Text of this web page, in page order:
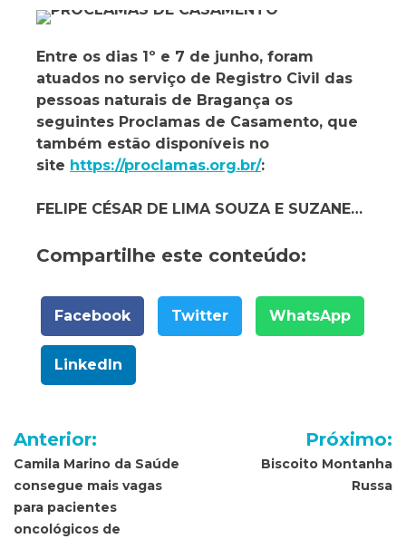
Entre os dias 1º e 7 de junho, foram
atuados no serviço de Registro Civil das
pessoas naturais de Bragança os
seguintes Proclamas de Casamento, que
também estão disponíveis no
site https://proclamas.org.br/:
FELIPE CÉSAR DE LIMA SOUZA E SUZANE…
Compartilhe este conteúdo:
Facebook Twitter WhatsApp
LinkedIn
Navegação
de
Post
Anterior:
Camila Marino da Saúde
consegue mais vagas
para pacientes
oncológicos de
Próximo:
Biscoito Montanha
Russa